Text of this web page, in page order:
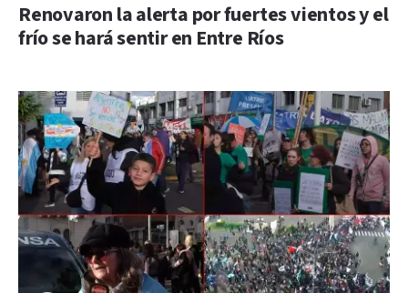
Renovaron la alerta por fuertes vientos y el
frío se hará sentir en Entre Ríos